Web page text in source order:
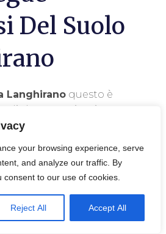
your browsing experience, serve
and analyze our traffic. By
consent to our use of cookies.
Reject All Accept All
Del Suolo
Langhirano questo è
viene eseguita da
determinare le sue
la composizione